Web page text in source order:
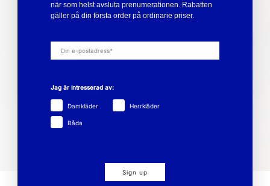
när som helst avsluta prenumerationen. Rabatten
gäller på din första order på ordinarie priser.
Jag är intresserad av:
Damkläder Herrkläder
Båda
Sign up